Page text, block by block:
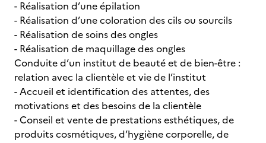
- Réalisation d’une épilation
- Réalisation d’une coloration des cils ou sourcils
- Réalisation de soins des ongles
- Réalisation de maquillage des ongles
Conduite d’un institut de beauté et de bien-être :
relation avec la clientèle et vie de l’institut
- Accueil et identification des attentes, des
motivations et des besoins de la clientèle
- Conseil et vente de prestations esthétiques, de
produits cosmétiques, d’hygiène corporelle, de